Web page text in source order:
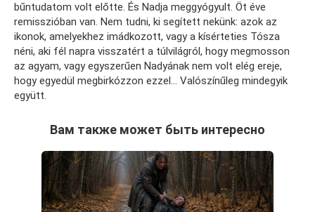
bűntudatom volt előtte. És Nadja meggyógyult. Öt éve
remisszióban van. Nem tudni, ki segített nekünk: azok az
ikonok, amelyekhez imádkozott, vagy a kísérteties Tósza
néni, aki fél napra visszatért a túlvilágról, hogy megmosson
az agyam, vagy egyszerűen Nadyának nem volt elég ereje,
hogy egyedül megbirkózzon ezzel… Valószínűleg mindegyik
együtt.
Вам также может быть интересно